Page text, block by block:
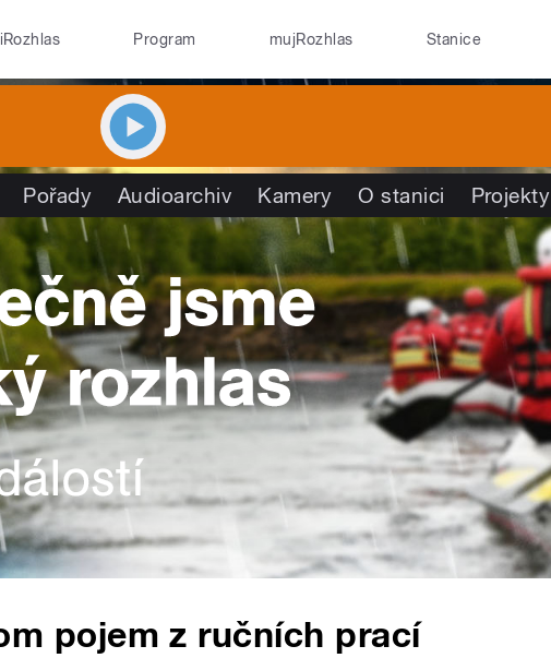
iRozhlas Program mujRozhlas Stanice
Pořady Audioarchiv Kamery O stanici Projekty
pojem z ručních prací